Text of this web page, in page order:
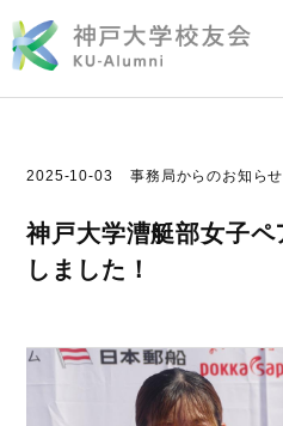
2025-10-03 事務局からのお知らせ
神戸大学漕艇部女子
しました！